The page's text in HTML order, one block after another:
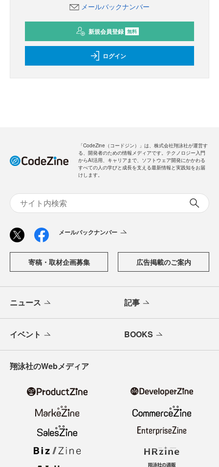
メールバックナンバー
新規会員登録 無料
ログイン
「CodeZine（コードジン）」は、株式会社翔泳社が運営す
る、開発者のための情報メディアです。テクノロジー入門
からAI活用、キャリアまで、ソフトウェア開発にかかわる
すべての人の学びと成長を支える最新情報と実践知をお届
けします。
メールバックナンバー
寄稿・取材企画募集 広告掲載のご案内
ニュース 記事
イベント BOOKS
翔泳社のWebメディア